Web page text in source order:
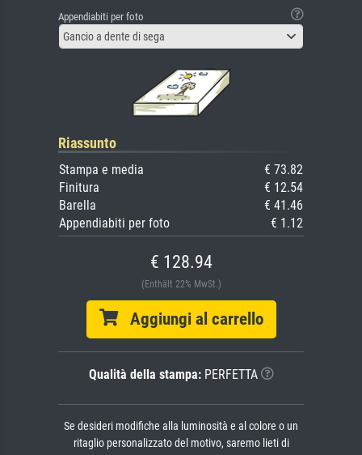
Appendiabiti per foto
Gancio a dente di sega
Riassunto
Stampa e media
€ 73.82
Finitura
€ 12.54
Barella
€ 41.46
Appendiabiti per foto
€ 1.12
€ 128.94
(Enthält 22% MwSt.)
Aggiungi al carrello
Qualità della stampa:PERFETTA
Se desideri modifiche alla luminosità e al colore o un
ritaglio personalizzato del motivo, saremo lieti di